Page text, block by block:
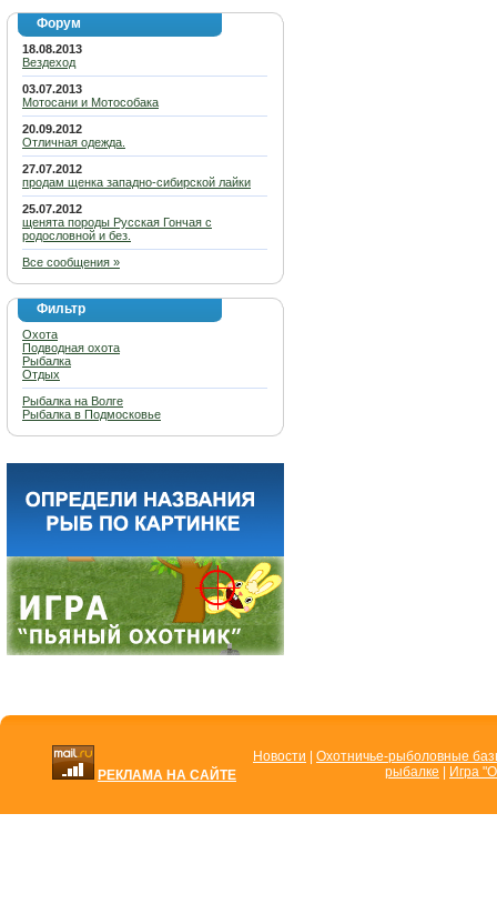
Форум
18.08.2013
Вездеход
03.07.2013
Мотосани и Мотособака
20.09.2012
Отличная одежда.
27.07.2012
продам щенка западно-сибирской лайки
25.07.2012
щенята породы Русская Гончая с
родословной и без.
Все сообщения »
Фильтр
Охота
Подводная охота
Рыбалка
Отдых
Рыбалка на Волге
Рыбалка в Подмосковье
РЕКЛАМА НА САЙТЕ
Новости
Охотничье-рыболовные
рыбалке
Игра